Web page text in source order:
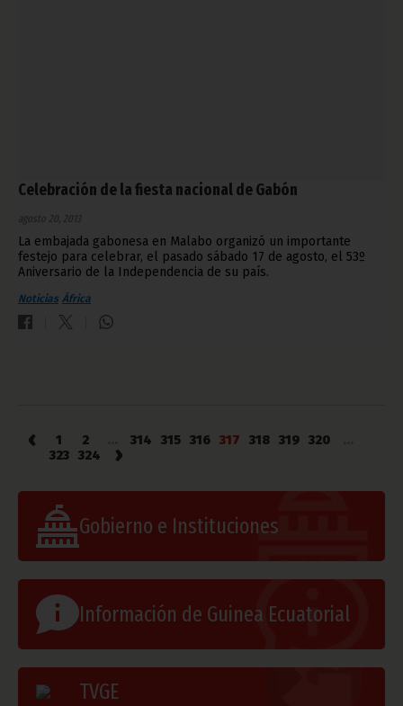
Celebración de la fiesta nacional de Gabón
agosto 20, 2013
La embajada gabonesa en Malabo organizó un importante
festejo para celebrar, el pasado sábado 17 de agosto, el 53º
Aniversario de la Independencia de su país.
Noticias África
‹ 1 2 314 315 316 317 318 319 320
323 324 ›
Gobierno e Instituciones
Información de Guinea Ecuatorial
TVGE